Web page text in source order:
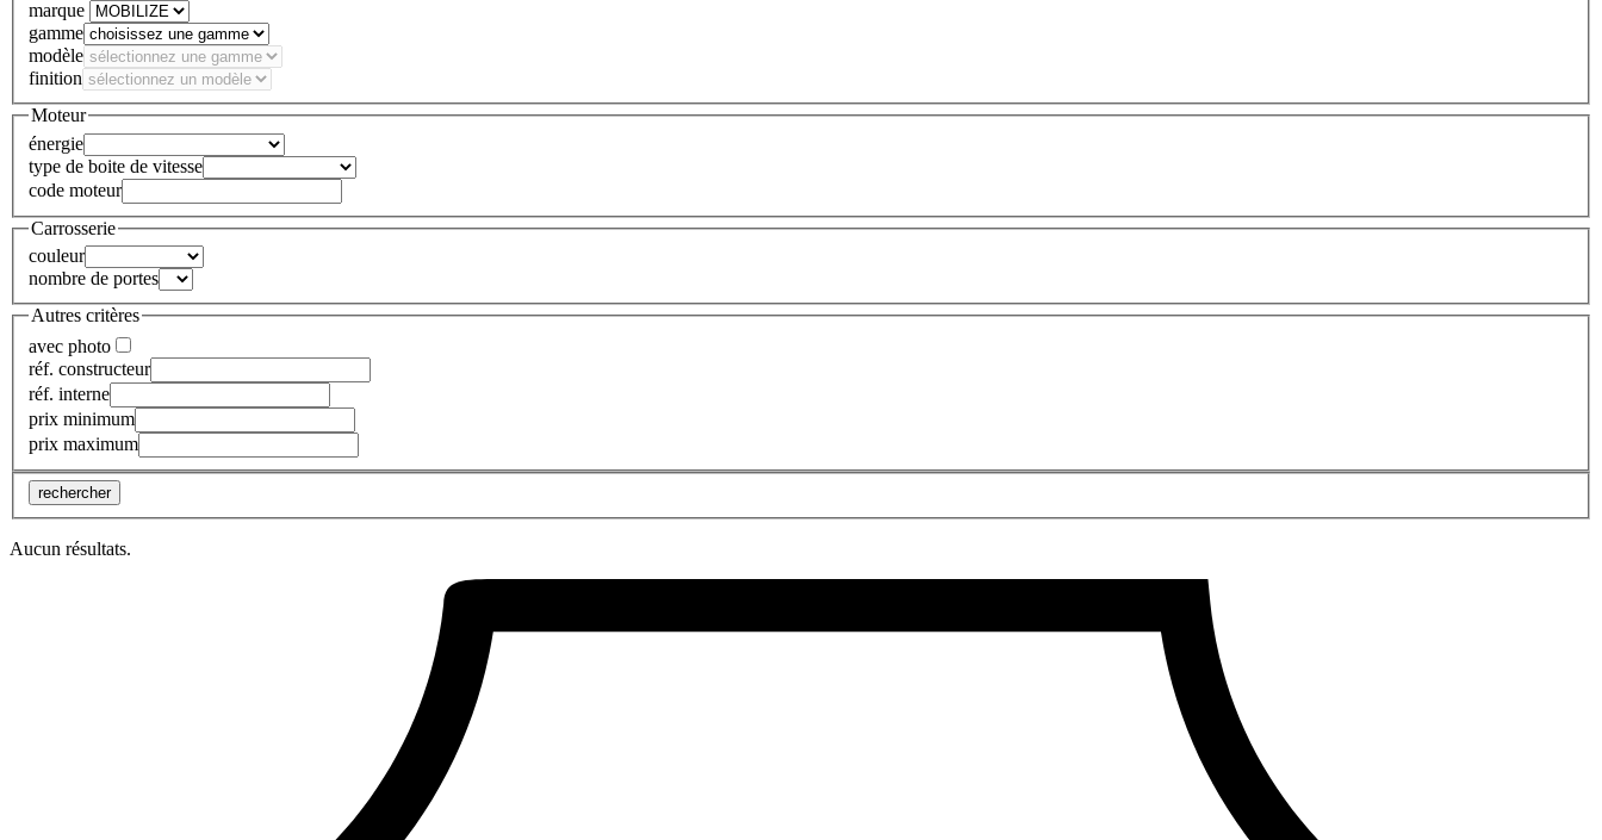
marque
gamme
modèle
finition
Moteur
énergie
type de boite de vitesse
code moteur
Carrosserie
couleur
nombre de portes
Autres critères
avec photo
réf. constructeur
réf. interne
prix minimum
prix maximum
rechercher
Aucun résultats.